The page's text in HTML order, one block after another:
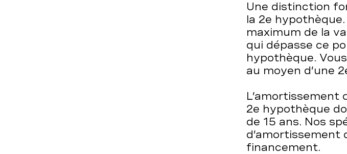
Une distinction
la 2e
maximum de la
qui dépasse ce
hypothèque.
au moyen d’une
L’amortissement
2e hypothèque
de 15 ans. Nos
d’amortissement
financement.